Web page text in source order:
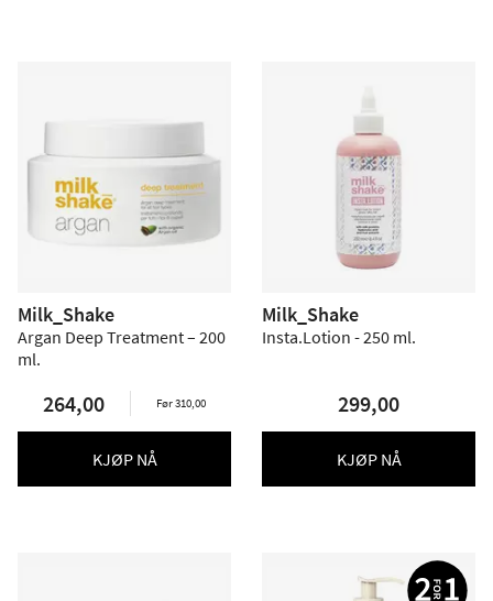
Milk_Shake
Argan Deep Treatment – 200
ml.
264,00 Før 310,00
KJØP NÅ
Milk_Shake
Insta.Lotion - 250 ml.
299,00
KJØP NÅ